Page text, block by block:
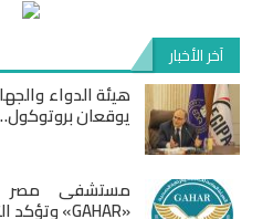
آخر الأخبار
هيئة الدواء
يوقعان
مستشفى مصر
«GAHAR» وتؤكد التزامها بأعلى…